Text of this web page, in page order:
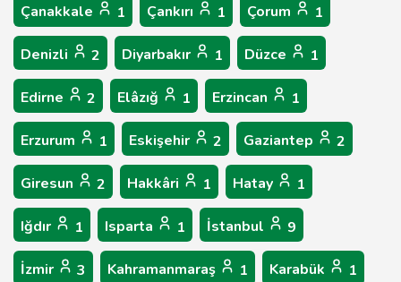
Çanakkale 1 Çankırı 1 Çorum 1
Denizli 2 Diyarbakır 1 Düzce 1
Edirne 2 Elâzığ 1 Erzincan 1
Erzurum 1 Eskişehir 2 Gaziantep 2
Giresun 2 Hakkâri 1 Hatay 1
Iğdır 1 Isparta 1 İstanbul 9
İzmir 3 Kahramanmaraş 1 Karabük 1